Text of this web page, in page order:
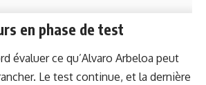
en phase de test
évaluer ce qu’Alvaro Arbeloa peut
Le test continue, et la dernière